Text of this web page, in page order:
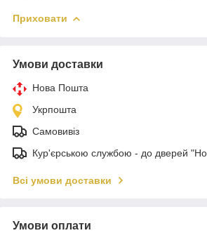
Приховати
Умови доставки
Нова Пошта
Укрпошта
Самовивіз
Кур'єрською службою - до дверей
Всі умови доставки
Умови оплати